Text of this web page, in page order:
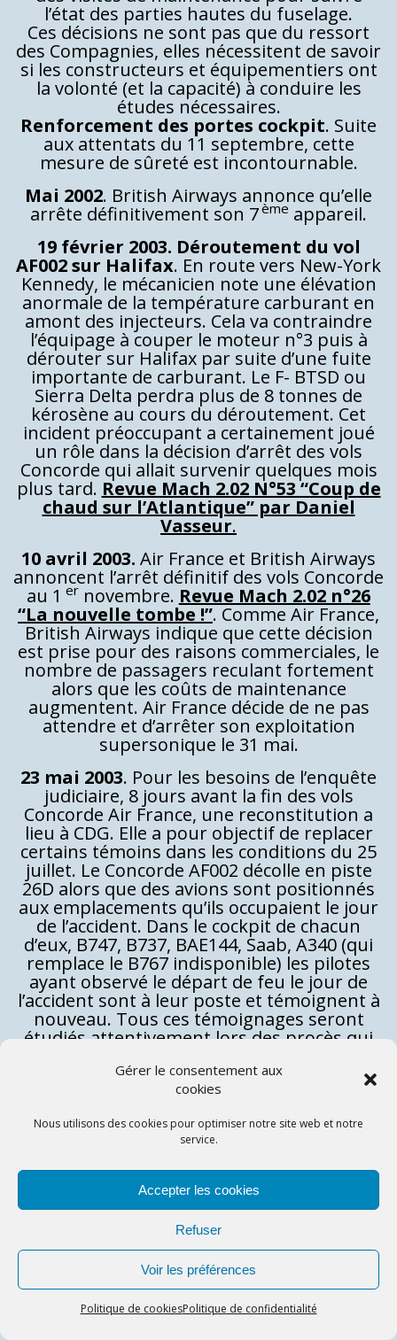
Gérer le consentement aux
cookies
Nous utilisons des cookies pour optimiser notre site web et notre
service.
Accepter les cookies
Refuser
Voir les préférences
Politique de cookiesPolitique de confidentialité
l’état des parties hautes du fuselage.
Ces décisions ne sont pas que du ressort
des Compagnies, elles nécessitent de savoir
si les constructeurs et équipementiers ont
la volonté (et la capacité) à conduire les
études nécessaires.
Renforcement des portes cockpit. Suite
aux attentats du 11 septembre, cette
mesure de sûreté est incontournable.
Mai 2002. British Airways annonce qu’elle
arrête définitivement son 7ème appareil.
19 février 2003. Déroutement du vol
AF002 sur Halifax. En route vers New-York
Kennedy, le mécanicien note une élévation
anormale de la température carburant en
amont des injecteurs. Cela va contraindre
l’équipage à couper le moteur n°3 puis à
dérouter sur Halifax par suite d’une fuite
importante de carburant. Le F- BTSD ou
Sierra Delta perdra plus de 8 tonnes de
kérosène au cours du déroutement. Cet
incident préoccupant a certainement joué
un rôle dans la décision d’arrêt des vols
Concorde qui allait survenir quelques mois
plus tard. Revue Mach 2.02 N°53 “Coup de
chaud sur l’Atlantique” par Daniel
Vasseur.
10 avril 2003. Air France et British Airways
annoncent l’arrêt définitif des vols Concorde
au 1 ernovembre. Revue Mach 2.02 n°26
“La nouvelle tombe !”. Comme Air France,
British Airways indique que cette décision
est prise pour des raisons commerciales, le
nombre de passagers reculant fortement
alors que les coûts de maintenance
augmentent. Air France décide de ne pas
attendre et d’arrêter son exploitation
supersonique le 31 mai.
23 mai 2003. Pour les besoins de l’enquête
judiciaire, 8 jours avant la fin des vols
Concorde Air France, une reconstitution a
lieu à CDG. Elle a pour objectif de replacer
certains témoins dans les conditions du 25
juillet. Le Concorde AF002 décolle en piste
26D alors que des avions sont positionnés
aux emplacements qu’ils occupaient le jour
de l’accident. Dans le cockpit de chacun
d’eux, B747, B737, BAE144, Saab, A340 (qui
remplace le B767 indisponible) les pilotes
ayant observé le départ de feu le jour de
l’accident sont à leur poste et témoignent à
nouveau. Tous ces témoignages seront
étudiés attentivement lors des procès qui
31 mai 2003. Derniers vols commerciaux
régulière entre Kennedy et CDG, le vol
AF001, arrive au bloc à 16h18. Moins d’une
Bravo de retour du dernier vol commercial
Concorde Air France. Il s’agit d’une boucle
organisée par Air Loisirs Services. Infos
lesvolsdeconcorde.com.
N°26 “Vol AF4332 dernier vol
commercial” par Jean-Louis Chatelain
12 juin 2003.Le F-BVFA ou Fox Alpha est